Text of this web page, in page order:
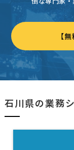
【
石川県の業務